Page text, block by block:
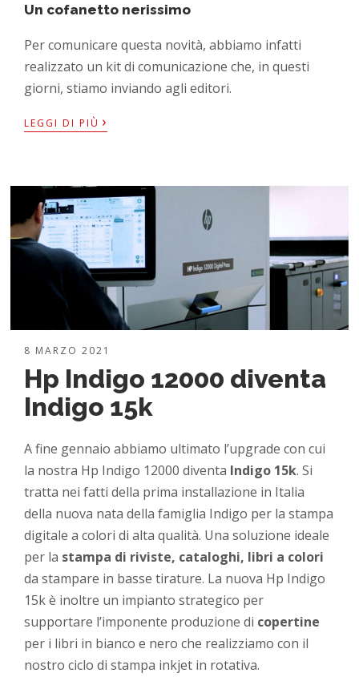
Un cofanetto nerissimo
Per comunicare questa novità, abbiamo infatti
realizzato un kit di comunicazione che, in questi
giorni, stiamo inviando agli editori.
LEGGI DI PIÙ ›
8 MARZO 2021
Hp Indigo 12000 diventa
Indigo 15k
A fine gennaio abbiamo ultimato l’upgrade con cui
la nostra Hp Indigo 12000 diventa Indigo 15k. Si
tratta nei fatti della prima installazione in Italia
della nuova nata della famiglia Indigo per la stampa
digitale a colori di alta qualità. Una soluzione ideale
per la stampa di riviste, cataloghi, libri a colori
da stampare in basse tirature. La nuova Hp Indigo
15k è inoltre un impianto strategico per
supportare l’imponente produzione di copertine
per i libri in bianco e nero che realizziamo con il
nostro ciclo di stampa inkjet in rotativa.